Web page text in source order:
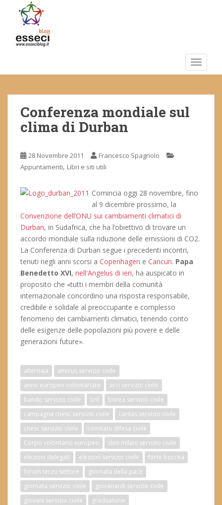
m
Conferenza mondiale sul
clima di Durban
28 Novembre 2011
Francesco Spagnolo
Appuntamenti, Libri e siti utili
Comincia oggi 28 novembre, fino
al 9 dicembre prossimo, la
Convenzione dell’ONU sui cambiamenti climatici di
Durban, in Sudafrica, che ha l’obiettivo di trovare un
accordo mondiale sulla riduzione delle emissioni di CO2.
La Conferenza di Durban segue i precedenti incontri,
tenuti negli anni scorsi a Copenhagen e Cancun. Papa
Benedetto XVI, nell'Angelus di ieri, ha auspicato in
proposito che «tutti i membri della comunità
internazionale concordino una risposta responsabile,
credibile e solidale al preoccupante e complesso
fenomeno dei cambiamenti climatici, tenendo conto
delle esigenze delle popolazioni più povere e delle
generazioni future».
alternaja
amicus servizio civile
anno europeo volontariato
arci servizio civile
bando servizio civile
bnl
borea servizio civile
campagna cnesc servizio civile
caritas servizio civile
cnesc servizio civile
comitato difesa civile
Corpo volontario europeo
don milani servizio civile
elezioni delegati
elezioni servizio civile
forte boccea
forum terzo settore
giornata della pace
giornata servizio civile
giovanardi servizio civile
giovani servizio civile
graduatorie